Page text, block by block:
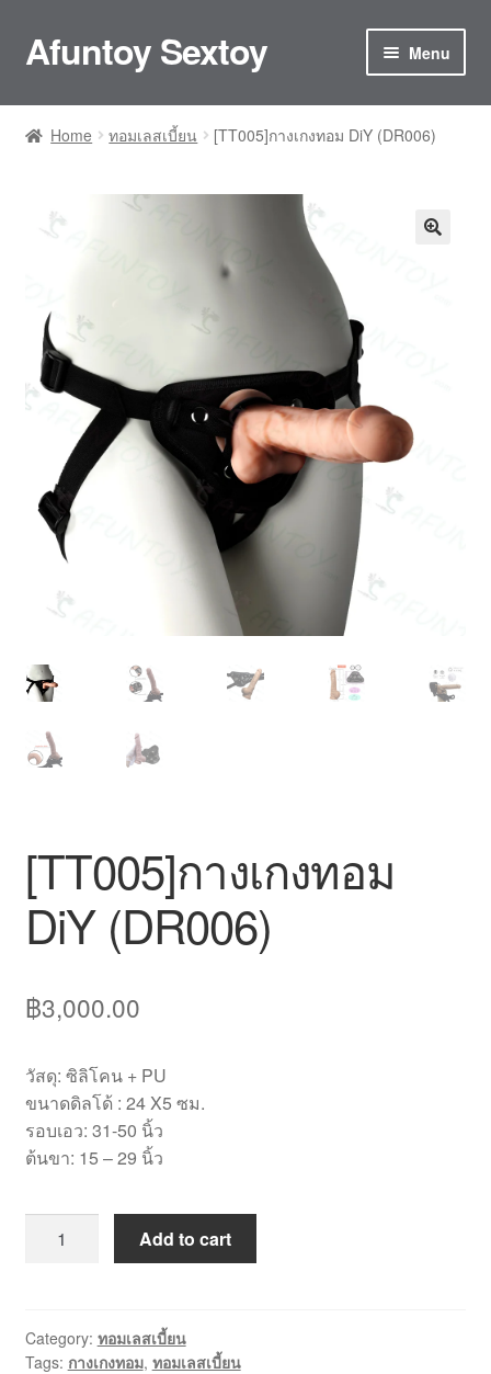
Skip
to
Skip
to
Afuntoy Sextoy Menu
Home
Checkout
My account
ติดต่อเรา
ประกันและการดูแลรักษา
สินค้าทั้งหมด
Home ทอมเลสเบี้ยน [TT005]กางเกงทอม DiY (DR006)
[TT005]กางเกงทอม
DiY (DR006)
฿3,000.00
วัสดุ: ซิลิโคน + PU
ขนาดดิลโด้ : 24 X5 ซม.
รอบเอว: 31-50 นิ้ว
ต้นขา: 15 – 29 นิ้ว
quantity
Add to cart
Category: ทอมเลสเบี้ยน
Tags: กางเกงทอม, ทอมเลสเบี้ยน